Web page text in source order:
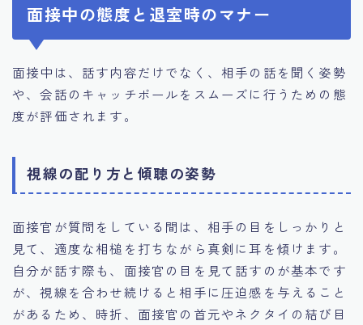
面接中の態度と退室時のマナー
面接中は、話す内容だけでなく、相手の話を聞く姿勢
や、会話のキャッチボールをスムーズに行うための態
度が評価されます。
視線の配り方と傾聴の姿勢
面接官が質問をしている間は、相手の目をしっかりと
見て、適度な相槌を打ちながら真剣に耳を傾けます。
自分が話す際も、面接官の目を見て話すのが基本です
が、視線を合わせ続けると相手に圧迫感を与えること
があるため、時折、面接官の首元やネクタイの結び目